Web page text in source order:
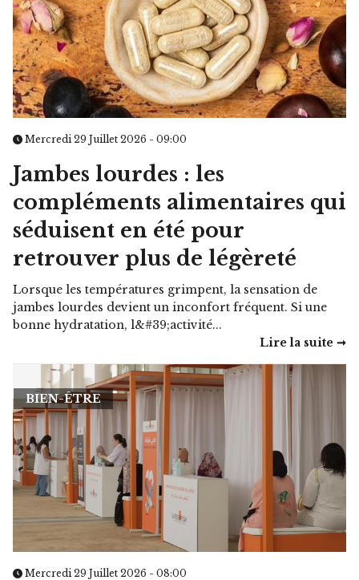
Mercredi 29 Juillet 2026 - 09:00
Jambes lourdes : les
compléments alimentaires qui
séduisent en été pour
retrouver plus de légèreté
Lorsque les températures grimpent, la sensation de
jambes lourdes devient un inconfort fréquent. Si une
bonne hydratation, l&#39;activité...
Lire la suite ➞
BIEN-ÊTRE
Mercredi 29 Juillet 2026 - 08:00